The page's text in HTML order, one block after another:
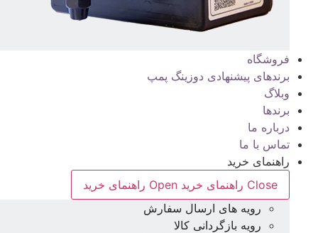
فروشگاه
برندهای پیشنهادی دوزینگ پمپ
وبلاگ
برندها
درباره ما
تماس با ما
راهنمای خرید
Close راهنمای خرید
Open راهنمای خرید
رویه های ارسال سفارش
رویه بازگردانی کالا